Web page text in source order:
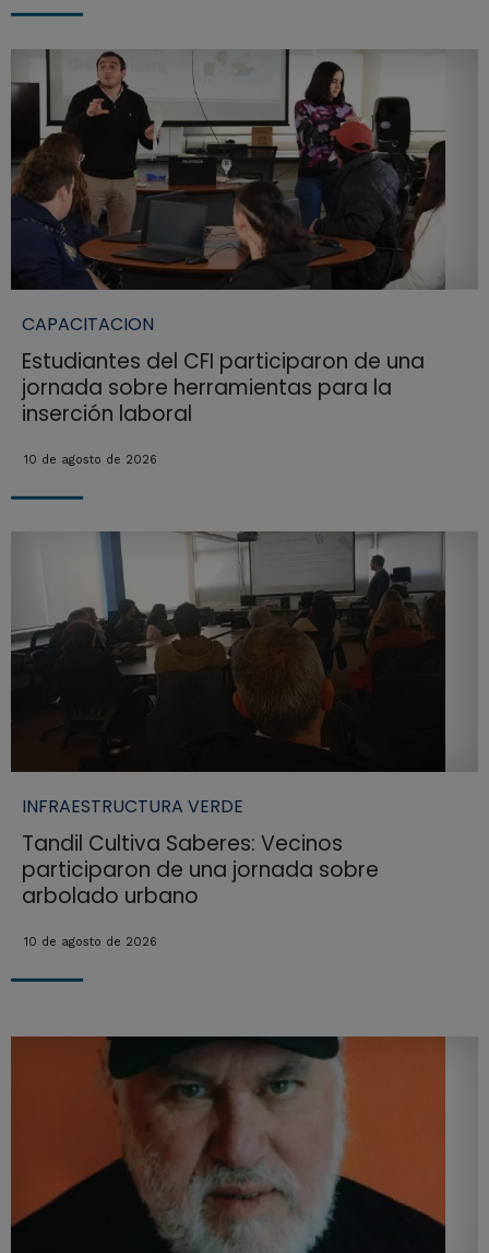
CAPACITACION
Estudiantes del CFI participaron de una
jornada sobre herramientas para la
inserción laboral
10 de agosto de 2026
INFRAESTRUCTURA VERDE
Tandil Cultiva Saberes: Vecinos
participaron de una jornada sobre
arbolado urbano
10 de agosto de 2026